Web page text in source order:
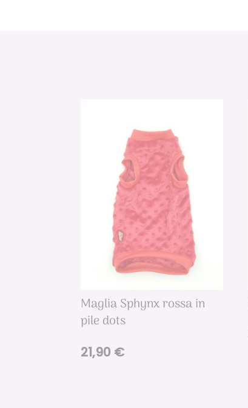
Maglia Sphynx rossa in
pile dots
21,90 €